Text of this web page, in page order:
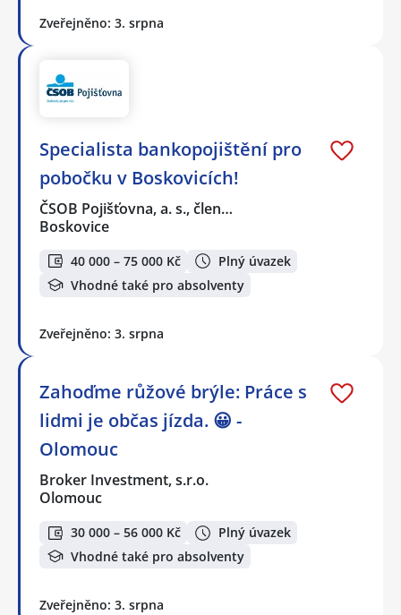
Zveřejněno: 3. srpna
Specialista bankopojištění pro
pobočku v Boskovicích!
ČSOB Pojišťovna, a. s., člen…
Boskovice
40 000 – 75 000 Kč
Plný úvazek
Vhodné také pro absolventy
Zveřejněno: 3. srpna
Zahoďme růžové brýle: Práce s
lidmi je občas jízda. 😀 -
Olomouc
Broker Investment, s.r.o.
Olomouc
30 000 – 56 000 Kč
Plný úvazek
Vhodné také pro absolventy
Zveřejněno: 3. srpna